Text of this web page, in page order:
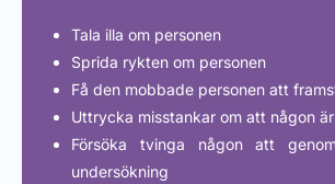
Tala illa om personen
Sprida rykten om personen
Få den mobbade personen att
Uttrycka misstankar om att någon
Försöka tvinga någon att
undersökning